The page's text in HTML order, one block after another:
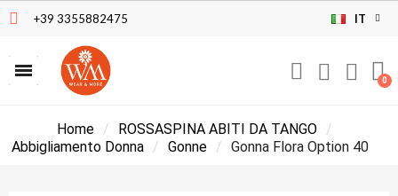
+39 3355882475 IT
Home
ROSSASPINA ABITI DA TANGO
Abbigliamento Donna
Gonne Gonna Flora Option 40